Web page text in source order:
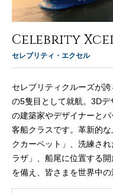
Celebrity
セレブリティ・エクセル
セレブリティクルーズが
の5隻目として就航。3D
の建築家やデザイナーと
客船クラスです。革新的
クカーペット」、洗練さ
ラザ」、船尾に位置する
を備え、皆さまを世界中の